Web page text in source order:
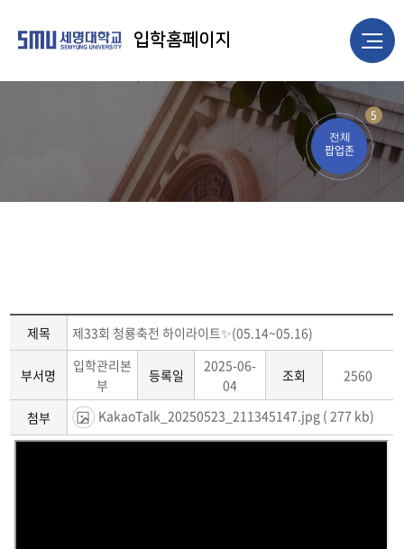
5
전체
팝업존
입학홈페이지
제목 제33회 청룡축전 하이라이트✨(05.14~05.16)
부서명
입학관리본
부
등록일
2025-06-
04
조회 2560
첨부 KakaoTalk_20250523_211345147.jpg ( 277 kb)